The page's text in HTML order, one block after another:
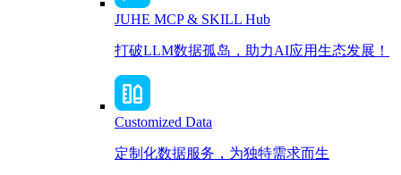
JUHE MCP & SKILL Hub
打破LLM数据孤岛，助力AI应用生态发展！
Customized Data
定制化数据服务，为独特需求而生